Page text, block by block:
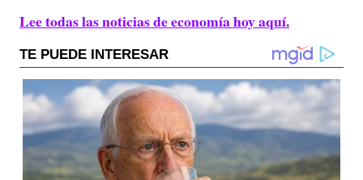
Lee todas las noticias de economía hoy aquí.